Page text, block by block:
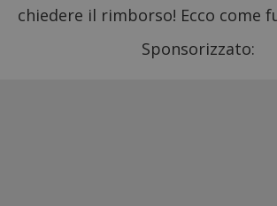
chiedere il rimborso! Ecco come
Sponsorizzato: